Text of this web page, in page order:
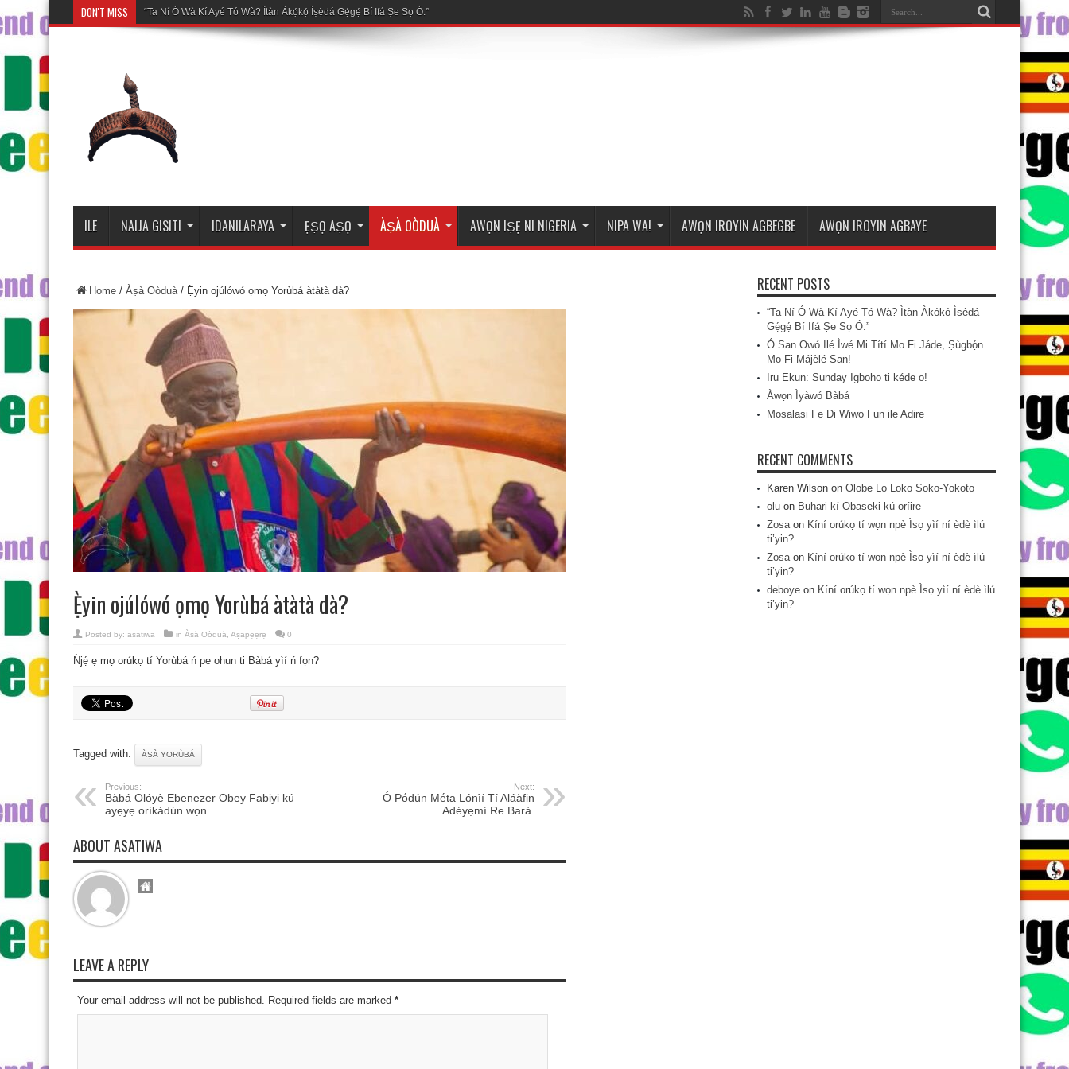
DON'T MISS Mosalasi Fe
ILE NAIJA GISITI IDANILARAYA ẸṢỌ AṢỌ ÀṢÀ OÒDUÀ AWỌN IṢẸ NI NIGERIA NIPA WA! AWỌN IROYIN AGBEGBE AWỌN IROYIN AGBAYE
Home / Àṣà Oòduà/ Ẹ̀yin ojúlówó ọmọ Yorùbá àtàtà dà?
Ẹ̀yin ojúlówó ọmọ Yorùbá àtàtà dà?
Posted by: asatiwa in Àṣà Oòduà Aṣapẹẹrẹ 0
Ǹjẹ́ ẹ mọ orúkọ tí Yorùbá ń pe ohun ti Bàbá yìí ń fọn?
Tagged with: ÀṢÀ YORÙBÁ
Previous:
Bàbá Olóyè Ebenezer Obey Fabiyi kú
ayẹyẹ oríkádún wọn
Next:
Ó Pọ́dún Mẹ́ta Lónìí Tí Aláàfin
Adéyẹmí Re Barà.
ABOUT ASATIWA
LEAVE A REPLY
Your email address will not be published. Required fields are marked *
RECENT POSTS
“Ta Ní Ó Wà Kí Ayé Tó Wà? Ìtàn Àkọ́kọ́ Ìṣẹ̀dá
Gẹ́gẹ́ Bí Ifá Ṣe Sọ Ó.”
Ó San Owó Ilé Ìwé Mi Títí Mo Fi Jáde, Ṣùgbọ́n
Mo Fi Májèlé San!
Iru Ekun: Sunday Igboho ti kéde o!
Àwọn Ìyàwó Bàbá
Mosalasi Fe Di Wiwo Fun ile Adire
RECENT COMMENTS
Karen Wilson on Olobe Lo Loko Soko-Yokoto
olu on Buhari kí Obaseki kú oríire
Zosaon Kíní orúkọ tí wọn npè Ìsọ yìí ní èdè ìlú
ti’yin?
Zosaon Kíní orúkọ tí wọn npè Ìsọ yìí ní èdè ìlú
ti’yin?
deboye on Kíní orúkọ tí wọn npè Ìsọ yìí ní èdè ìlú
ti’yin?